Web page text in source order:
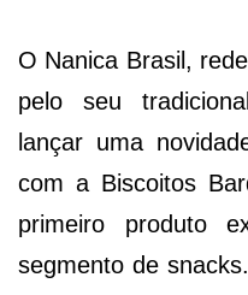
O Nanica Brasil,
pelo seu
lançar uma
com a Biscoitos
primeiro produto
segmento de